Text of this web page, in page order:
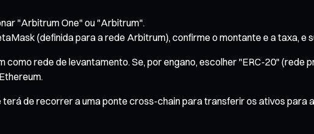
"Arbitrum One" ou "Arbitrum".
(definida para a rede Arbitrum), confirme o montante e a taxa, e
rede de levantamento. Se, por engano, escolher "ERC-20" (rede
de recorrer a uma ponte cross-chain para transferir os ativos